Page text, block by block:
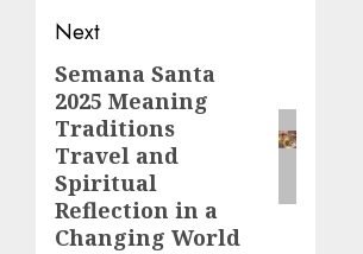
Next
Next
post:
Semana Santa
2025 Meaning
Traditions
Travel and
Spiritual
Reflection in a
Changing World